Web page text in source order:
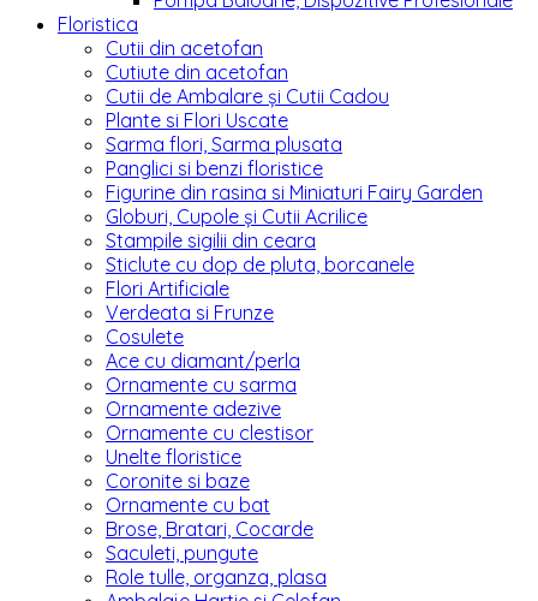
Floristica
Cutii din acetofan
Cutiute din acetofan
Cutii de Ambalare și Cutii Cadou
Plante si Flori Uscate
Sarma flori, Sarma plusata
Panglici si benzi floristice
Figurine din rasina si Miniaturi Fairy Garden
Globuri, Cupole și Cutii Acrilice
Stampile sigilii din ceara
Sticlute cu dop de pluta, borcanele
Flori Artificiale
Verdeata si Frunze
Cosulete
Ace cu diamant/perla
Ornamente cu sarma
Ornamente adezive
Ornamente cu clestisor
Unelte floristice
Coronite si baze
Ornamente cu bat
Brose, Bratari, Cocarde
Saculeti, pungute
Role tulle, organza, plasa